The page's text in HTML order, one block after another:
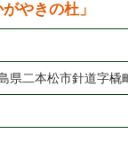
やきの杜」
県二本松市針道字橇